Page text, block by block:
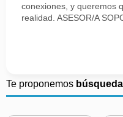
conexiones, y queremos
realidad. ASESOR/A
Te proponemos